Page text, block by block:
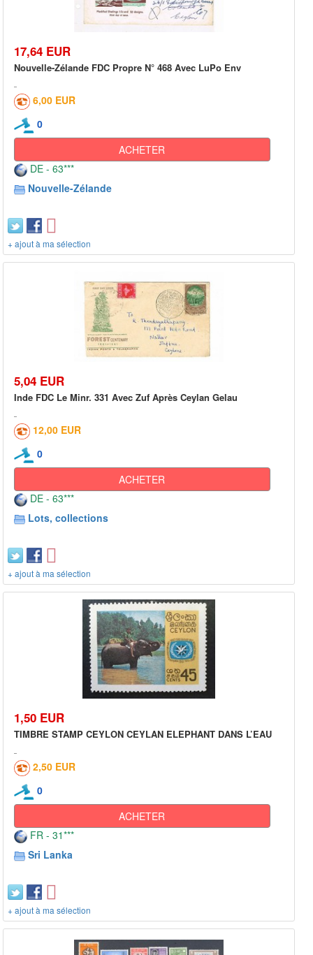
17,64 EUR
Nouvelle-Zélande FDC Propre N° 468 Avec LuPo Env
6,00 EUR
0
ACHETER
DE - 63***
Nouvelle-Zélande
+ ajout à ma sélection
5,04 EUR
Inde FDC Le Minr. 331 Avec Zuf Après Ceylan Gelau
12,00 EUR
0
ACHETER
DE - 63***
Lots, collections
+ ajout à ma sélection
1,50 EUR
TIMBRE STAMP CEYLON CEYLAN ELEPHANT DANS L’EAU
2,50 EUR
0
ACHETER
FR - 31***
Sri Lanka
+ ajout à ma sélection